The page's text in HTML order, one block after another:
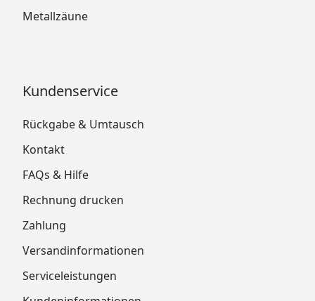
Metallzäune
Kundenservice
Rückgabe & Umtausch
Kontakt
FAQs & Hilfe
Rechnung drucken
Zahlung
Versandinformationen
Serviceleistungen